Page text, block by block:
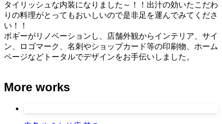
タイリッシュな内装になりました～！！出汁の効いたこだわ
りの料理がとってもおいしいので是非足を運んでみてくださ
い！！
ボギーがリノベーションし、店舗外観からインテリア、サイ
ン、ロゴマーク、名刺やショップカード等の印刷物、ホーム
ページなどトータルでデザインをお手伝いしました。
More works